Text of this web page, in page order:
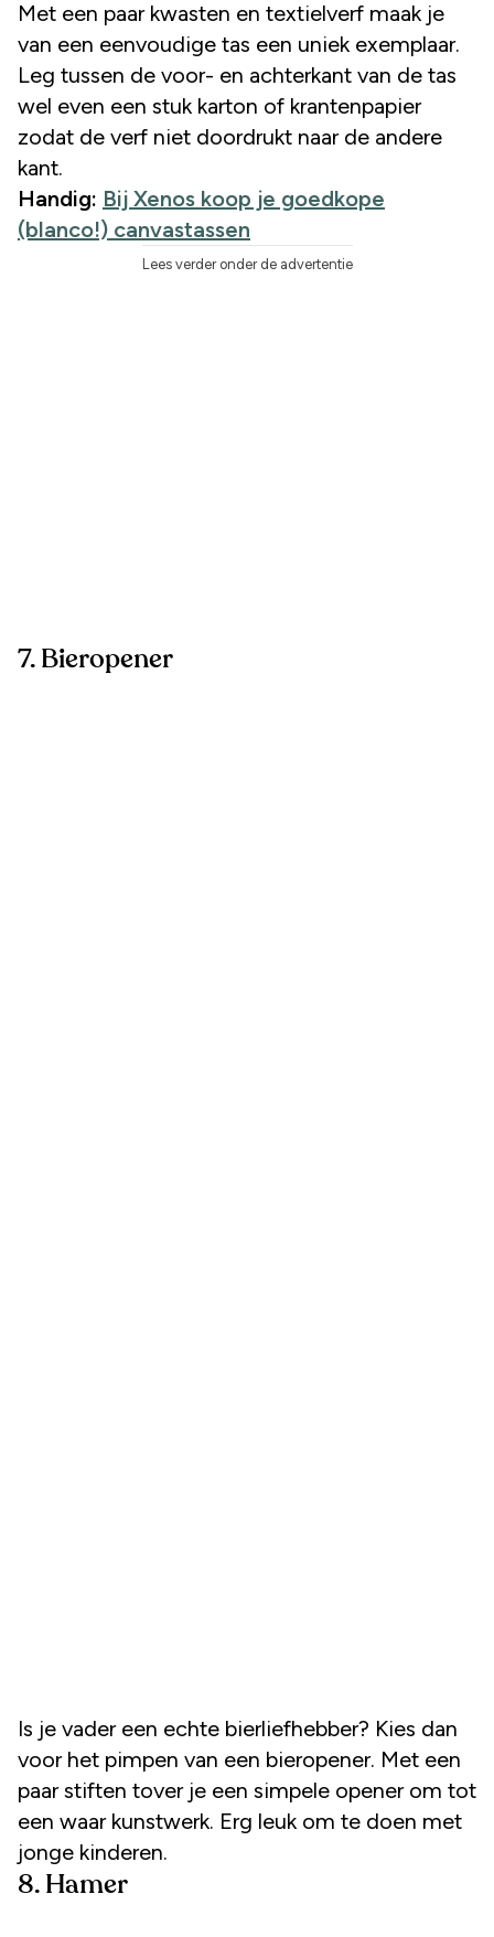
Met een paar kwasten en textielverf maak je
van een eenvoudige tas een uniek exemplaar.
Leg tussen de voor- en achterkant van de tas
wel even een stuk karton of krantenpapier
zodat de verf niet doordrukt naar de andere
kant.
Handig: Bij Xenos koop je goedkope
(blanco!) canvastassen
Lees verder onder de advertentie
7. Bieropener
Is je vader een echte bierliefhebber? Kies dan
voor het pimpen van een bieropener. Met een
paar stiften tover je een simpele opener om tot
een waar kunstwerk. Erg leuk om te doen met
jonge kinderen.
8. Hamer